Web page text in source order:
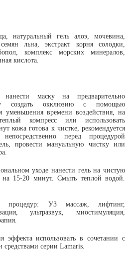
натуральный гель алоэ, мочевина,
льна, экстракт корня солодки,
комплекс морских минералов,
кислота.
нанести маску на предварительно
создать окклюзию с помощью
уменьшения времени воздействия, на
компресс или использовать
кожа готова к чистке, рекомендуется
перед процедурой
провести мануальную чистку или
уходе нанести гель на чистую
15-20 минут. Смыть теплой водой.
процедур: УЗ массаж, лифтинг,
ультразвук, миостимуляция,
эффекта использовать в сочетании с
серии Lamaris.